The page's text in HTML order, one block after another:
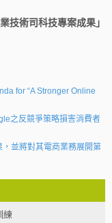
技術司科技專案成果」
for “A Stronger Online
之反競爭策略損害消費者
並將對其電商業務展開第
練